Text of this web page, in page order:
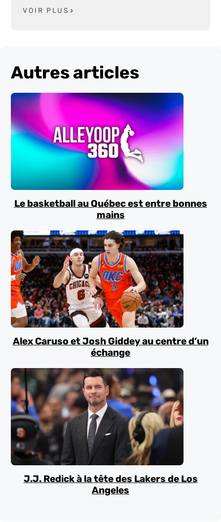
VOIR PLUS
Autres articles
Le basketball au Québec est entre bonnes
mains
Alex Caruso et Josh Giddey au centre d’un
échange
J.J. Redick à la tête des Lakers de Los
Angeles